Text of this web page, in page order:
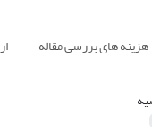
هزینه های بررسی مقاله